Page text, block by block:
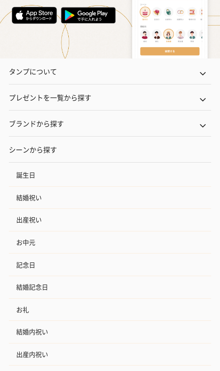
タンプについて
プレゼントを一覧から探す
ブランドから探す
シーンから探す
誕生日
結婚祝い
出産祝い
お中元
記念日
結婚記念日
お礼
結婚内祝い
出産内祝い